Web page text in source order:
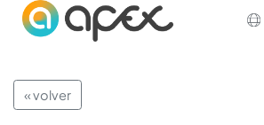
« volver